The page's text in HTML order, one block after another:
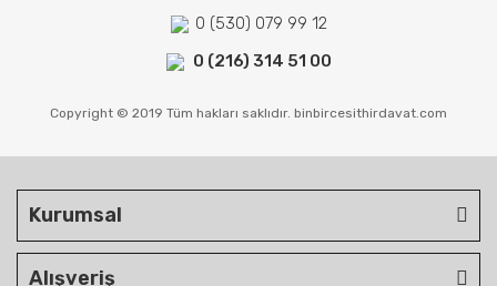
0 (530) 079 99 12
0 (216) 314 51 00
Copyright © 2019 Tüm hakları saklıdır. binbircesithirdavat.com
Kurumsal
Alışveriş